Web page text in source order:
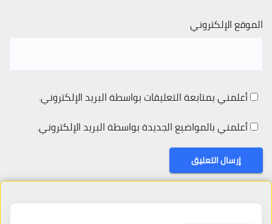
الموقع الإلكتروني
أعلمني بمتابعة التعليقات بواسطة البريد الإلكتروني.
أعلمني بالمواضيع الجديدة بواسطة البريد الإلكتروني.